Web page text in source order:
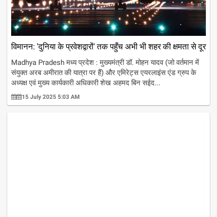
विमानन: 'दुनिया के प्रवेशद्वारों' तक पहुँच अभी भी शहर की क्षमता से दूर
Madhya Pradesh मध्य प्रदेश : मुख्यमंत्री डॉ. मोहन यादव (जो वर्तमान में
संयुक्त अरब अमीरात की यात्रा पर हैं) और एमिरेट्स एयरलाइंस एंड ग्रुप के
अध्यक्ष एवं मुख्य कार्यकारी अधिकारी शेख अहमद बिन सईद...
15 July 2025 5:03 AM